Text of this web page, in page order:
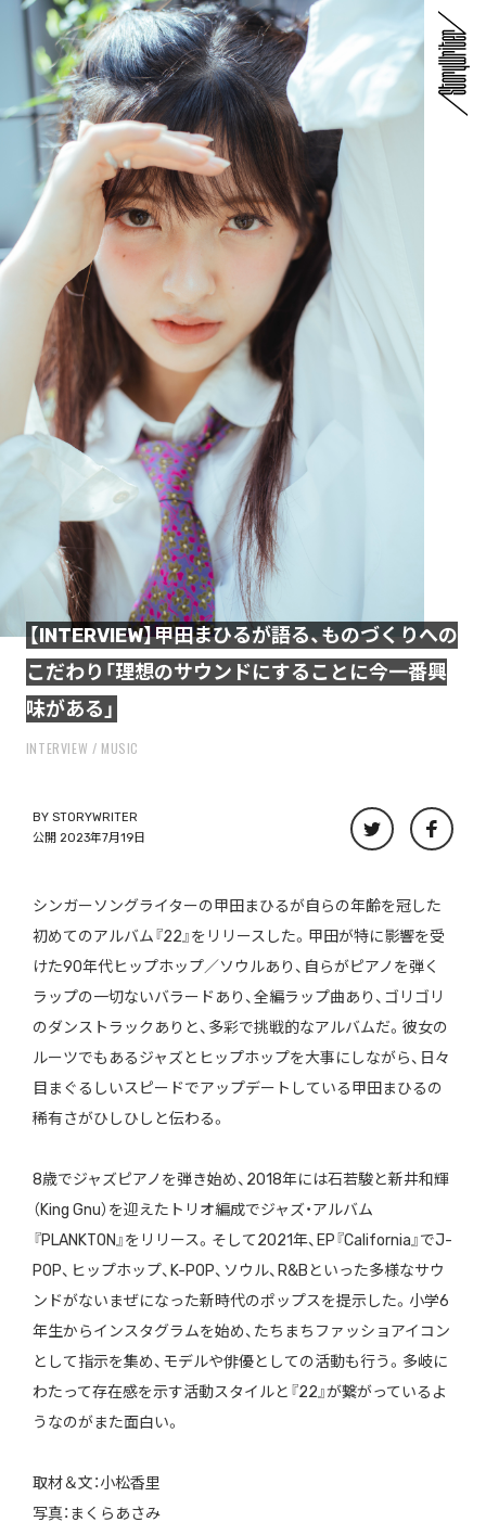
【INTERVIEW】甲田まひるが語る、ものづくりへの
こだわり「理想のサウンドにすることに今一番興
味がある」
INTERVIEW MUSIC
BY STORYWRITER
公開 2023年7月19日
シンガーソングライターの甲田まひるが自らの年齢を冠した
初めてのアルバム『22』をリリースした。甲田が特に影響を受
けた90年代ヒップホップ／ソウルあり、自らがピアノを弾く
ラップの一切ないバラードあり、全編ラップ曲あり、ゴリゴリ
のダンストラックありと、多彩で挑戦的なアルバムだ。彼女の
ルーツでもあるジャズとヒップホップを大事にしながら、日々
目まぐるしいスピードでアップデートしている甲田まひるの
稀有さがひしひしと伝わる。
8歳でジャズピアノを弾き始め、2018年には石若駿と新井和輝
（King Gnu）を迎えたトリオ編成でジャズ・アルバム
『PLANKTON』をリリース。そして2021年、EP『California』でJ-
POP、ヒップホップ、K-POP、ソウル、R&Bといった多様なサウ
ンドがないまぜになった新時代のポップスを提示した。小学6
年生からインスタグラムを始め、たちまちファッショアイコン
として指示を集め、モデルや俳優としての活動も行う。多岐に
わたって存在感を示す活動スタイルと『22』が繋がっているよ
うなのがまた面白い。
取材＆文：小松香里
写真：まくらあさみ